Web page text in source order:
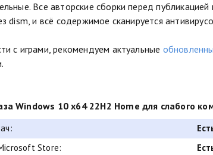
Все авторские сборки перед
dism, и всё содержимое сканируется
с играми, рекомендуем актуальные
Windows 10 x64 22H2 Home для слабого
Store: